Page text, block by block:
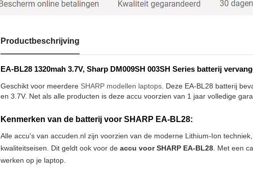
Productbeschrijving
EA-BL28 1320mah 3.7V, Sharp DM009SH 003SH Series batterij
Geschikt voor meerdere SHARP modellen laptops. Deze EA-BL28 batterij
en 3.7V. Net als alle producten is deze accu voorzien van 1 jaar volledige
Kenmerken van de batterij voor SHARP EA-BL28:
Alle accu's van accuden.nl zijn voorzien van de moderne Lithium-Ion
kwaliteitseisen. Dit geldt ook voor de accu voor SHARP EA-BL28. Met een
werken op je laptop.